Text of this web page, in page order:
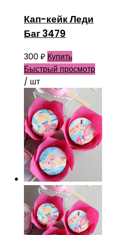
Кап-кейк Леди
Баг 3479
300₽ Купить
Быстрый просмотр
/ шт